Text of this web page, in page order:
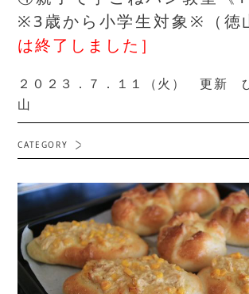
※3歳から小学生対象※（徳
は終了しました］
２０２３．７．１１（火） 更新
山
CATEGORY